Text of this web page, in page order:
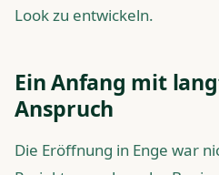
Look zu entwickeln.
Ein Anfang mit
Anspruch
Die Eröffnung in Enge war